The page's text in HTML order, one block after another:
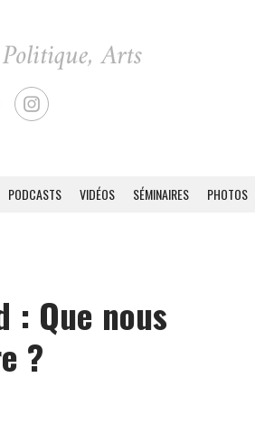
PODCASTS VIDÉOS SÉMINAIRES PHOTOS
: Que nous
?